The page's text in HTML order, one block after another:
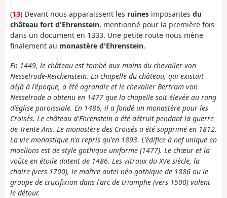
(13) Devant nous apparaissent les ruines imposantes du
château fort d'Ehrenstein, mentionné pour la première fois
dans un document en 1333. Une petite route nous mène
finalement au monastère d'Ehrenstein.
En 1449, le château est tombé aux mains du chevalier von
Nesselrode-Reichenstein. La chapelle du château, qui existait
déjà à l'époque, a été agrandie et le chevalier Bertram von
Nesselrode a obtenu en 1477 que la chapelle soit élevée au rang
d'église paroissiale. En 1486, il a fondé un monastère pour les
Croisés. Le château d'Ehrenstein a été détruit pendant la guerre
de Trente Ans. Le monastère des Croisés a été supprimé en 1812.
La vie monastique n'a repris qu'en 1893. L'édifice à nef unique en
moellons est de style gothique uniforme (1477). Le chœur et la
voûte en étoile datent de 1486. Les vitraux du XVe siècle, la
chaire (vers 1700), le maître-autel néo-gothique de 1886 ou le
groupe de crucifixion dans l'arc de triomphe (vers 1500) valent
le détour.